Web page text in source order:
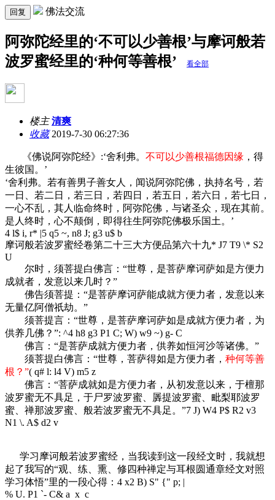
回复 佛法交流
阿弥陀经里的‘不可以少善根’与摩诃般若
波罗蜜经里的‘种何等善根’
看全部
楼主 清爽
收藏2019-7-30 06:27:36
《佛说阿弥陀经》:‘舍利弗。 不可以少善根福德因缘 ，得
生彼国。’
‘舍利弗。若有善男子善女人，闻说阿弥陀佛，执持名号，若
一日、若二日，若三日，若四日，若五日，若六日，若七日，
一心不乱，其人临命终时，阿弥陀佛，与诸圣众，现在其前。
是人终时，心不颠倒，即得往生阿弥陀佛极乐国土。’
4 l$ i, r* |5 q5 ~, n8 J; g3 u$ b
摩诃般若波罗蜜经卷第二十三大方便品第六十九* J7 T9 \* S2
U
尔时，须菩提白佛言：“世尊，是菩萨摩诃萨如是方便力
成就者，发意以来几时？”
佛告须菩提：“是菩萨摩诃萨能成就方便力者，发意以来
无量亿阿僧祇劫。”
须菩提言：“世尊，是菩萨摩诃萨如是成就方便力者，为
供养几佛？”: ^4 h8 g3 P1 C; W) w9 ~) g- C
佛言：“是菩萨成就方便力者，供养如恒河沙等诸佛。”
须菩提白佛言：“世尊，菩萨得如是方便力者， 种何等善
根？”( q# l: l4 V) m5 z
佛言：“菩萨成就如是方便力者，从初发意以来，于檀那
波罗蜜无不具足，于尸罗波罗蜜、羼提波罗蜜、毗梨耶波罗
蜜、禅那波罗蜜、般若波罗蜜无不具足。”7 J) W4 P$ R2 v3
N1 \. A$ d2 v
学习摩诃般若波罗蜜经，当我读到这一段经文时，我就想
起了我写的“观、练、熏、修四种禅定与耳根圆通章经文对照
学习体悟”里的一段心得： 4 x2 B) S" {" p; |
% U. P1 `- C& a x c